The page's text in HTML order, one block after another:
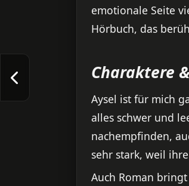
emotionale Seite
Hörbuch, das
Charaktere
Aysel ist für mich
alles schwer und
nachempfinden,
sehr stark, weil
Auch Roman